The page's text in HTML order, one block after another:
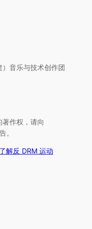
音乐与技术创作团
作权，请向
。
了解反 DRM 运动